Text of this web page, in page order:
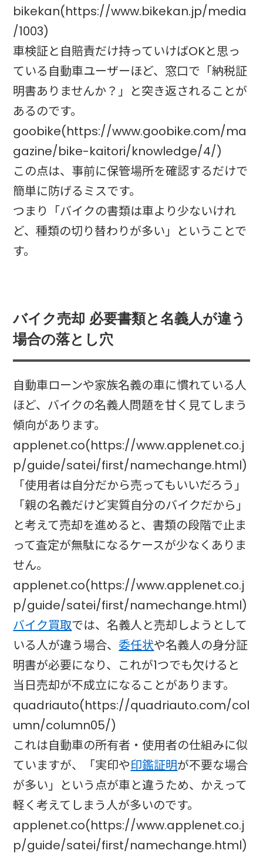
bikekan(https://www.bikekan.jp/media
/1003)
車検証と自賠責だけ持っていけばOKと思っ
ている自動車ユーザーほど、窓口で「納税証
明書ありませんか？」と突き返されることが
あるのです。
goobike(https://www.goobike.com/ma
gazine/bike-kaitori/knowledge/4/)
この点は、事前に保管場所を確認するだけで
簡単に防げるミスです。
つまり「バイクの書類は車より少ないけれ
ど、種類の切り替わりが多い」ということで
す。
バイク売却 必要書類と名義人が違う
場合の落とし穴
自動車ローンや家族名義の車に慣れている人
ほど、バイクの名義人問題を甘く見てしまう
傾向があります。
applenet.co(https://www.applenet.co.j
p/guide/satei/first/namechange.html)
「使用者は自分だから売ってもいいだろう」
「親の名義だけど実質自分のバイクだから」
と考えて売却を進めると、書類の段階で止ま
って査定が無駄になるケースが少なくありま
せん。
applenet.co(https://www.applenet.co.j
p/guide/satei/first/namechange.html)
バイク買取では、名義人と売却しようとして
いる人が違う場合、 委任状や名義人の身分証
明書が必要になり、これが1つでも欠けると
当日売却が不成立になることがあります。
quadriauto(https://quadriauto.com/col
umn/column05/)
これは自動車の所有者・使用者の仕組みに似
ていますが、「実印や印鑑証明が不要な場合
が多い」という点が車と違うため、かえって
軽く考えてしまう人が多いのです。
applenet.co(https://www.applenet.co.j
p/guide/satei/first/namechange.html)